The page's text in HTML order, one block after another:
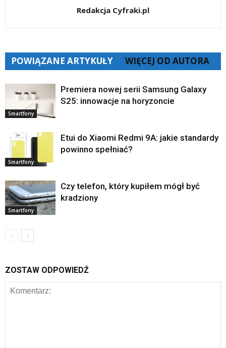
Redakcja Cyfraki.pl
POWIĄZANE ARTYKUŁY WIĘCEJ OD AUTORA
Smartfony
Premiera nowej serii Samsung Galaxy
S25: innowacje na horyzoncie
Smartfony
Etui do Xiaomi Redmi 9A: jakie standardy
powinno spełniać?
Smartfony
Czy telefon, który kupiłem mógł być
kradziony
ZOSTAW ODPOWIEDŹ